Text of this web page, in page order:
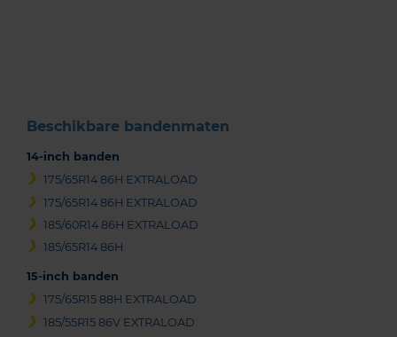
Beschikbare bandenmaten
14-inch banden
175/65R14 86H EXTRALOAD
175/65R14 86H EXTRALOAD
185/60R14 86H EXTRALOAD
185/65R14 86H
15-inch banden
175/65R15 88H EXTRALOAD
185/55R15 86V EXTRALOAD